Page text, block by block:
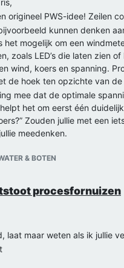
origineel PWS-idee! Zeilen
kunnen denken
het mogelijk om een
zoals LED’s die laten zien
wind, koers en spanning.
de hoek ten opzichte van
mee dat de optimale
het om eerst één
Zouden jullie met een
meedenken.
& BOTEN
procesfornuizen
laat maar weten als ik jullie